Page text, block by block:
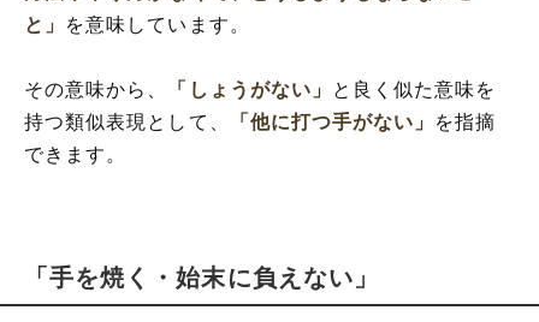
と」
を意味しています。
その意味から、 「しょうがない」
と良く似た意味を
持つ類似表現として、
「他に打つ手がない」 を指摘
できます。
「手を焼く・始末に負えない」